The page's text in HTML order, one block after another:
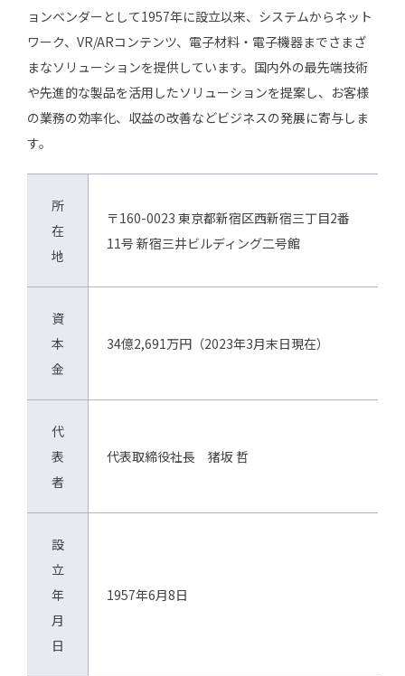
ョンベンダーとして1957年に設立以来、システムからネット
ワーク、VR/ARコンテンツ、電子材料・電子機器までさまざ
まなソリューションを提供しています。国内外の最先端技術
や先進的な製品を活用したソリューションを提案し、お客様
の業務の効率化、収益の改善などビジネスの発展に寄与しま
す。
所
在
地
〒160-0023 東京都新宿区西新宿三丁目2番
11号 新宿三井ビルディング二号館
資
本
金
34億2,691万円（2023年3月末日現在）
代
表
者
代表取締役社長 猪坂 哲
設
立
年
月
日
1957年6月8日